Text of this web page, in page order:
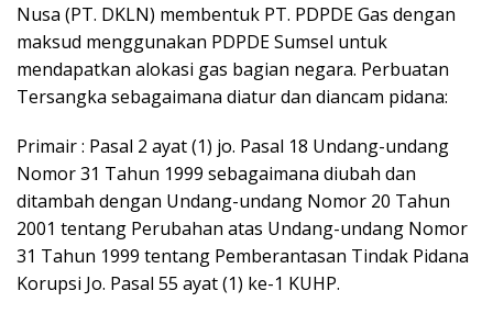
Nusa (PT. DKLN) membentuk PT. PDPDE Gas dengan
maksud menggunakan PDPDE Sumsel untuk
mendapatkan alokasi gas bagian negara. Perbuatan
Tersangka sebagaimana diatur dan diancam pidana:
Primair : Pasal 2 ayat (1) jo. Pasal 18 Undang-undang
Nomor 31 Tahun 1999 sebagaimana diubah dan
ditambah dengan Undang-undang Nomor 20 Tahun
2001 tentang Perubahan atas Undang-undang Nomor
31 Tahun 1999 tentang Pemberantasan Tindak Pidana
Korupsi Jo. Pasal 55 ayat (1) ke-1 KUHP.